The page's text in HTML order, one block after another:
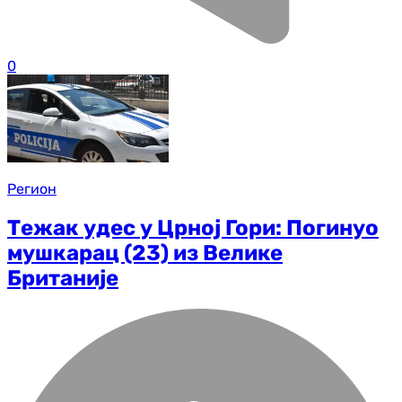
0
Регион
Тежак удес у Црној Гори: Погинуо
мушкарац (23) из Велике
Британије